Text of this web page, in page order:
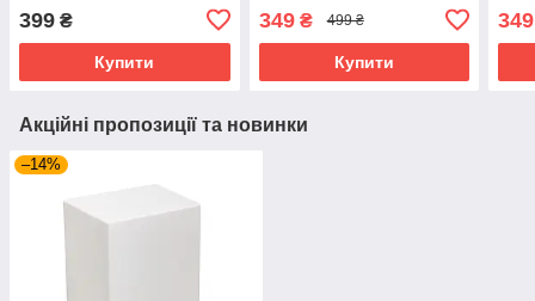
399 ₴
Купити
зберігання та
заморожування 3 шт
349₴ 499 ₴
Купити
349
Акційні пропозиції та новинки
–14%